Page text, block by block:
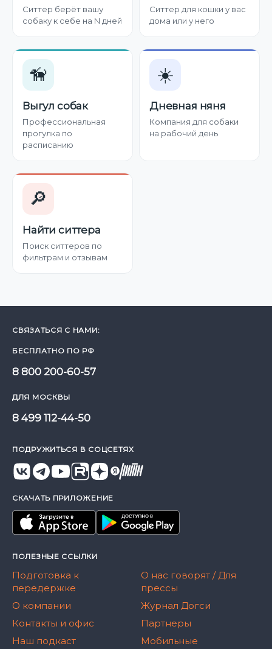
Ситтер берёт вашу
собаку к себе на N дней
Ситтер для кошки у вас
дома или у него
🦮
Выгул собак
Профессиональная
прогулка по
расписанию
☀️
Дневная няня
Компания для собаки
на рабочий день
🔎
Найти ситтера
Поиск ситтеров по
фильтрам и отзывам
СВЯЗАТЬСЯ С НАМИ:
БЕСПЛАТНО ПО РФ
8 800 200-60-57
ДЛЯ МОСКВЫ
8 499 112-44-50
ПОДРУЖИТЬСЯ В СОЦСЕТЯХ
СКАЧАТЬ ПРИЛОЖЕНИЕ
ПОЛЕЗНЫЕ ССЫЛКИ
Подготовка к
передержке
О компании
Контакты и офис
Наш подкаст
О нас говорят / Для
прессы
Журнал Догси
Партнеры
Мобильные